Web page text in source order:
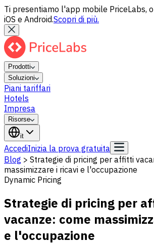
Ti presentiamo l'app mobile PriceLabs,
iOS e Android.Scopri di più.
Prodotti
Soluzioni
Piani tariffari
Hotels
Impresa
Risorse
it
AccediInizia la prova gratuita
Blog > Strategie di pricing per affitti
massimizzare i ricavi e l'occupazione
Dynamic Pricing
Strategie di pricing per
vacanze: come
e l'occupazione